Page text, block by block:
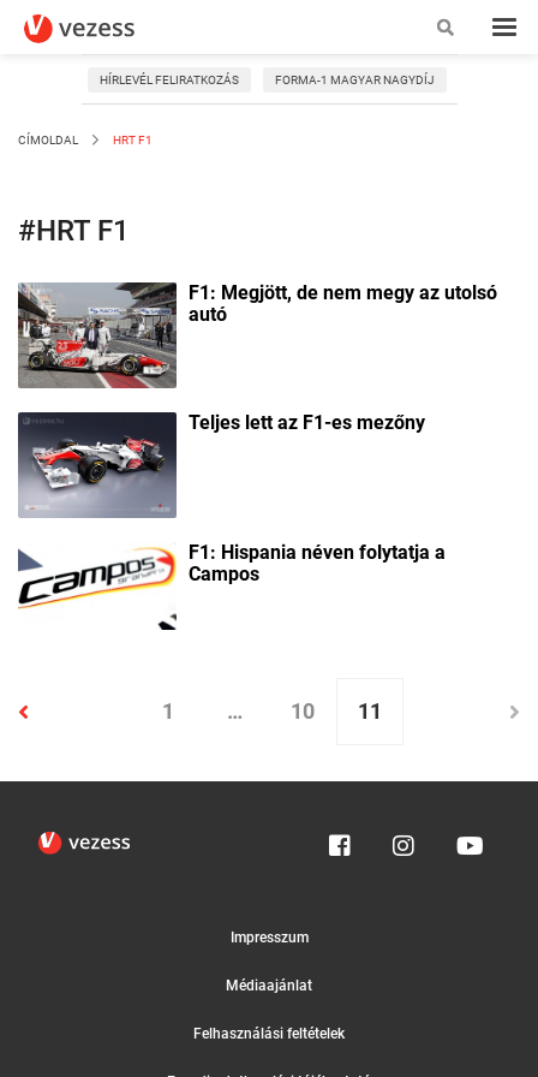
HÍRLEVÉL FELIRATKOZÁS FORMA-1 MAGYAR NAGYDÍJ
CÍMOLDAL HRT F1
#HRT F1
F1: Megjött, de nem megy az utolsó
autó
Teljes lett az F1-es mezőny
F1: Hispania néven folytatja a
Campos
1 … 10 11
Impresszum
Médiaajánlat
Felhasználási feltételek